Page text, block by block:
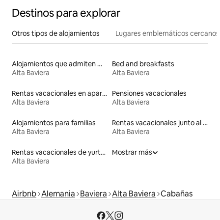
Destinos para explorar
Otros tipos de alojamientos Lugares emblemáticos cercanos
Alojamientos que admiten mascotas
Alta Baviera
Bed and breakfasts
Alta Baviera
Rentas vacacionales en apartoteles
Alta Baviera
Pensiones vacacionales
Alta Baviera
Alojamientos para familias
Alta Baviera
Rentas vacacionales junto al agua
Alta Baviera
Rentas vacacionales de yurtas con jacuzzi
Alta Baviera
Mostrar más
Airbnb Alemania Baviera Alta Baviera Cabañas